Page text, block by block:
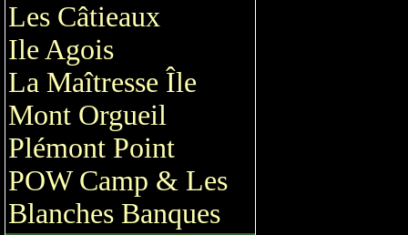
Les Câtieaux
Ile Agois
La Maîtresse Île
Mont Orgueil
Plémont Point
POW Camp & Les
Blanches Banques